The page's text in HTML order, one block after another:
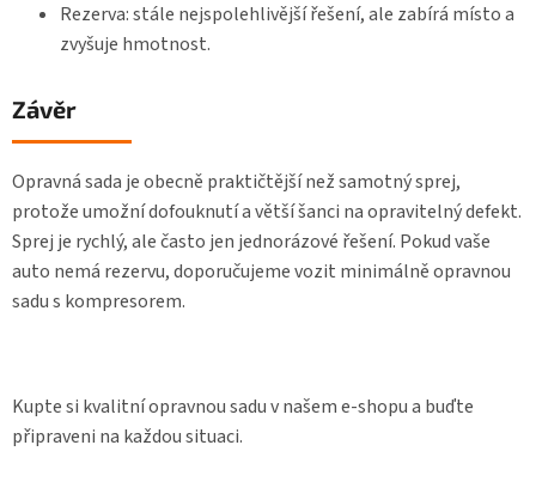
Rezerva: stále nejspolehlivější řešení, ale zabírá místo a
zvyšuje hmotnost.
Závěr
Opravná sada je obecně praktičtější než samotný sprej,
protože umožní dofouknutí a větší šanci na opravitelný defekt.
Sprej je rychlý, ale často jen jednorázové řešení. Pokud vaše
auto nemá rezervu, doporučujeme vozit minimálně opravnou
sadu s kompresorem.
Kupte si kvalitní opravnou sadu v našem e-shopu a buďte
připraveni na každou situaci.